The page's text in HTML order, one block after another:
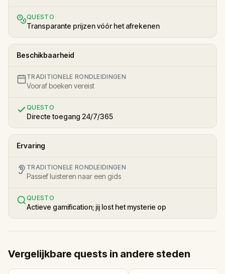
QUESTO
Transparante prijzen vóór het afrekenen
Beschikbaarheid
TRADITIONELE RONDLEIDINGEN
Vooraf boeken vereist
QUESTO
Directe toegang 24/7/365
Ervaring
TRADITIONELE RONDLEIDINGEN
Passief luisteren naar een gids
QUESTO
Actieve gamification; jij lost het mysterie op
Vergelijkbare quests in andere steden